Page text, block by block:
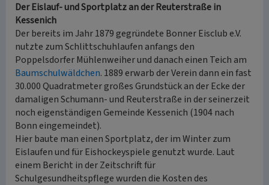
Der Eislauf- und Sportplatz an der Reuterstraße in
Kessenich
Der bereits im Jahr 1879 gegründete Bonner Eisclub e.V.
nutzte zum Schlittschuhlaufen anfangs den
Poppelsdorfer Mühlenweiher und danach einen Teich am
Baumschulwäldchen. 1889 erwarb der Verein dann ein fast
30.000 Quadratmeter großes Grundstück an der Ecke der
damaligen Schumann- und Reuterstraße in der seinerzeit
noch eigenständigen Gemeinde Kessenich (1904 nach
Bonn eingemeindet).
Hier baute man einen Sportplatz, der im Winter zum
Eislaufen und für Eishockeyspiele genutzt wurde. Laut
einem Bericht in der Zeitschrift für
Schulgesundheitspflege wurden die Kosten des